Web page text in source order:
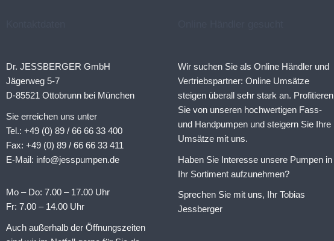
Dr. JESSBERGER GmbH
Jägerweg 5-7
D-85521 Ottobrunn bei München
Sie erreichen uns unter
Tel.: +49 (0) 89 / 66 66 33 400
Fax: +49 (0) 89 / 66 66 33 411
E-Mail: info@jesspumpen.de
Mo – Do: 7.00 – 17.00 Uhr
Fr: 7.00 – 14.00 Uhr
Auch außerhalb der Öffnungszeiten
Wir suchen Sie als Online Händler und
Vertriebspartner: Online Umsätze
steigen überall sehr stark an. Profitieren
Sie von unseren hochwertigen Fass-
und Handpumpen und steigern Sie Ihre
Umsätze mit uns.
Haben Sie Interesse unsere Pumpen in
Ihr Sortiment aufzunehmen?
Sprechen Sie mit uns, Ihr Tobias
Jessberger